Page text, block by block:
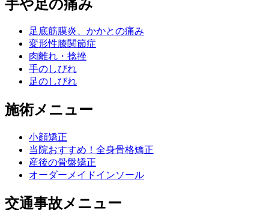
手や足の痛み
足底筋膜炎、かかとの痛み
変形性膝関節症
肉離れ・捻挫
手のしびれ
足のしびれ
施術メニュー
小顔矯正
当院おすすめ！全身骨格矯正
産後の骨盤矯正
オーダーメイドインソール
交通事故メニュー